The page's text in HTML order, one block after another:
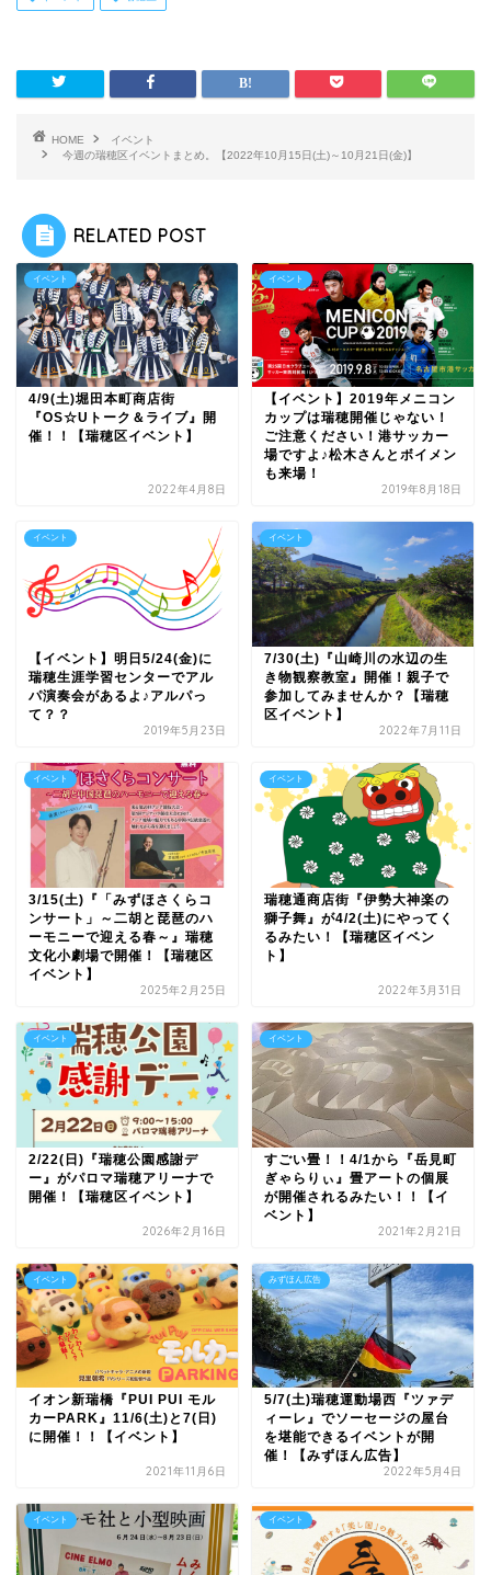
HOME
イベント
今週の瑞穂区イベントまとめ。【2022年10月15日(土)～10月21日(金)】
RELATED POST
イベント
4/9(土)堀田本町商店街
『OS☆Uトーク＆ライブ』開
催！！【瑞穂区イベント】
2022年4月8日
イベント
【イベント】2019年メニコン
カップは瑞穂開催じゃない！
ご注意ください！港サッカー
場ですよ♪松木さんとボイメン
も来場！
2019年8月18日
イベント
【イベント】明日5/24(金)に
瑞穂生涯学習センターでアル
パ演奏会があるよ♪アルパっ
て？？
2019年5月23日
イベント
7/30(土)『山崎川の水辺の生
き物観察教室』開催！親子で
参加してみませんか？【瑞穂
区イベント】
2022年7月11日
イベント
3/15(土)『「みずほさくらコ
ンサート」～二胡と琵琶のハ
ーモニーで迎える春～』瑞穂
文化小劇場で開催！【瑞穂区
イベント】
2025年2月25日
イベント
瑞穂通商店街『伊勢大神楽の
獅子舞』が4/2(土)にやってく
るみたい！【瑞穂区イベン
ト】
2022年3月31日
イベント
2/22(日)『瑞穂公園感謝デ
ー』がパロマ瑞穂アリーナで
開催！【瑞穂区イベント】
2026年2月16日
イベント
すごい畳！！4/1から『岳見町
ぎゃらりぃ』畳アートの個展
が開催されるみたい！！【イ
ベント】
2021年2月21日
イベント
イオン新瑞橋『PUI PUI モル
カーPARK』11/6(土)と7(日)
に開催！！【イベント】
2021年11月6日
みずほん広告
5/7(土)瑞穂運動場西『ツァデ
ィーレ』でソーセージの屋台
を堪能できるイベントが開
催！【みずほん広告】
2022年5月4日
イベント イベント